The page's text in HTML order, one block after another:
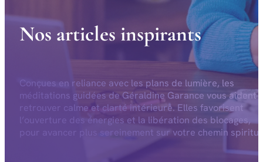
Nos articles inspirants
Conçues en reliance avec les plans de lumière, les
méditations guidées de Géraldine Garance vous aident
retrouver calme et clarté intérieure. Elles favorisent
l’ouverture des énergies et la libération des blocages,
pour avancer plus sereinement sur votre chemin